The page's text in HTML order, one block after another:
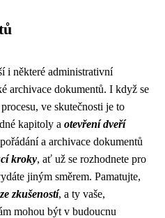
i některé administrativní
archivace dokumentů. I když se
ve skutečnosti je to
kapitoly a otevření dveří
a archivace dokumentů
kroky, ať už se rozhodnete pro
jiným směrem. Pamatujte,
zkušeností, a ty vaše,
mohou být v budoucnu